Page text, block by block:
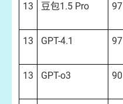
13 豆包1.5 Pro 97
13 GPT-4.1 97
13 GPT-o3 90